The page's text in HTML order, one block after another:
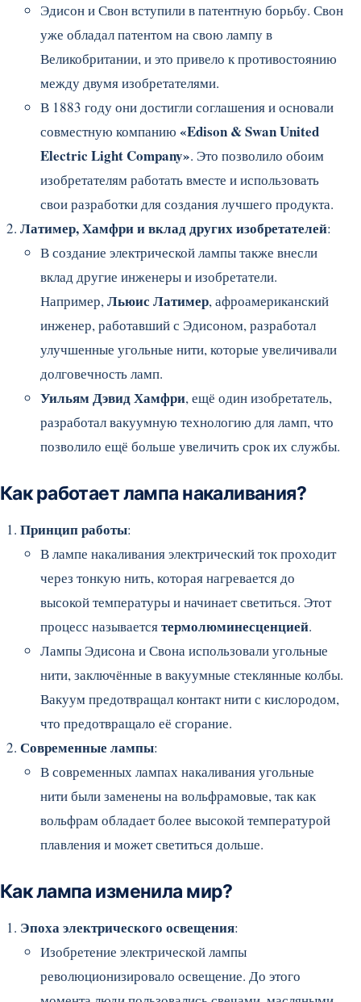
Эдисон и Свон вступили в патентную борьбу. Свон
уже обладал патентом на свою лампу в
Великобритании, и это привело к противостоянию
между двумя изобретателями.
В 1883 году они достигли соглашения и основали
совместную компанию «Edison & Swan United
Electric Light Company». Это позволило обоим
изобретателям работать вместе и использовать
свои разработки для создания лучшего продукта.
Латимер, Хамфри и вклад других изобретателей:
В создание электрической лампы также внесли
вклад другие инженеры и изобретатели.
Например,Льюис Латимер, афроамериканский
инженер, работавший с Эдисоном, разработал
улучшенные угольные нити, которые увеличивали
долговечность ламп.
Уильям Дэвид Хамфри, ещё один изобретатель,
разработал вакуумную технологию для ламп, что
позволило ещё больше увеличить срок их службы.
Как работает лампа накаливания?
Принцип работы:
В лампе накаливания электрический ток проходит
через тонкую нить, которая нагревается до
высокой температуры и начинает светиться. Этот
процесс называетсятермолюминесценцией.
Лампы Эдисона и Свона использовали угольные
нити, заключённые в вакуумные стеклянные колбы.
Вакуум предотвращал контакт нити с кислородом,
что предотвращало её сгорание.
Современные лампы:
В современных лампах накаливания угольные
нити были заменены на вольфрамовые, так как
вольфрам обладает более высокой температурой
плавления и может светиться дольше.
Как лампа изменила мир?
Эпоха электрического освещения:
Изобретение электрической лампы
революционизировало освещение. До этого